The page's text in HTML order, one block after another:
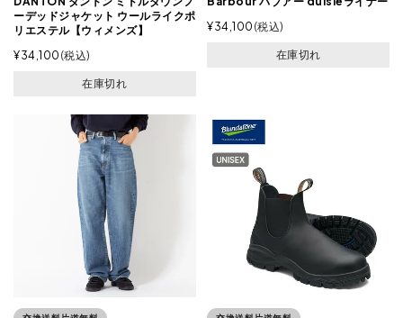
ーデッドジャケット ウールライクポ
リエステル【ウィメンズ】
¥34,100 税込
在庫切れ
¥34,100 税込
在庫切れ